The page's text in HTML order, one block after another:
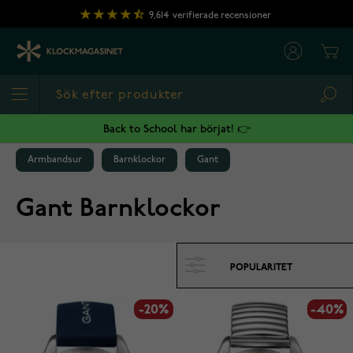
Hoppa till innehållet
9,614 verifierade recensioner
Back to School har börjat! 👉
Armbandsur Barnklockor Gant
Gant Barnklockor
-20% -40%
-40%